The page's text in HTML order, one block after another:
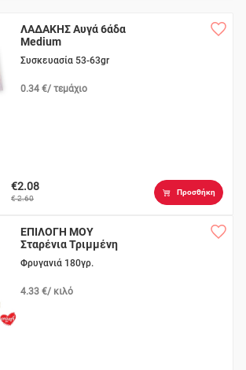
ΛΑΔΑΚΗΣ Αυγά 6άδα
Medium
Συσκευασία 53-63gr
0.34 €/ τεμάχιο
€2.08
€ 2.60
Προσθήκη
ΕΠΙΛΟΓΗ ΜΟΥ
Σταρένια Τριμμένη
Φρυγανιά 180γρ.
4.33 €/ κιλό